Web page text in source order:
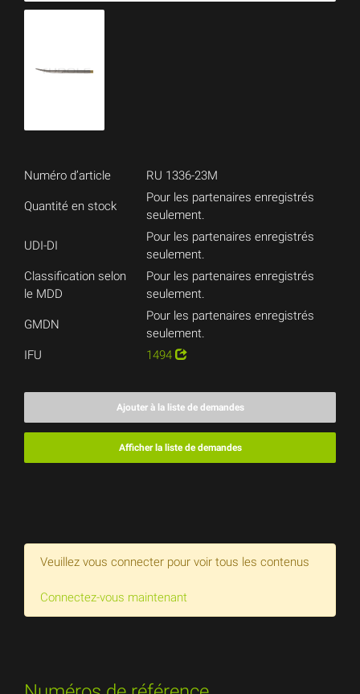
Numéro d’article RU 1336-23M
Quantité en stock
Pour les partenaires enregistrés
seulement.
UDI-DI
Pour les partenaires enregistrés
seulement.
Classification selon
le MDD
Pour les partenaires enregistrés
seulement.
GMDN
Pour les partenaires enregistrés
seulement.
IFU
1494
Ajouter à la liste de demandes
Afficher la liste de demandes
Veuillez vous connecter pour voir tous les contenus
Connectez-vous maintenant